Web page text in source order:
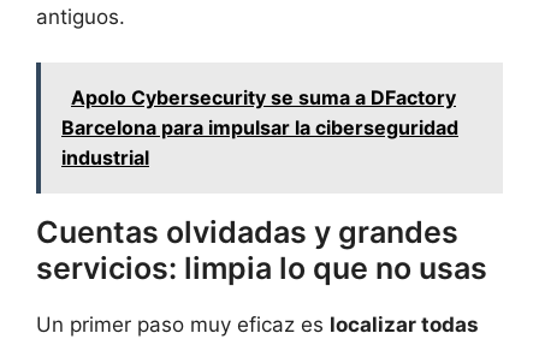
antiguos.
Apolo Cybersecurity se suma a DFactory
Barcelona para impulsar la ciberseguridad
industrial
Cuentas olvidadas y grandes
servicios: limpia lo que no usas
Un primer paso muy eficaz es localizar todas